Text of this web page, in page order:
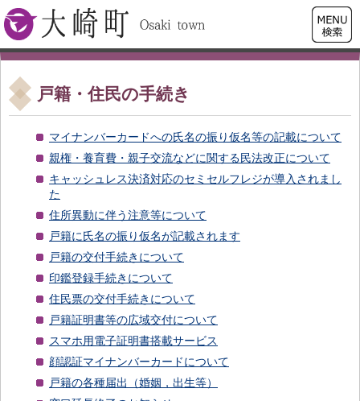
大崎町
検索・
共通メ
ニュー
戸籍・住民の手続き
マイナンバーカードへの氏名の振り仮名等の記載について
親権・養育費・親子交流などに関する民法改正について
キャッシュレス決済対応のセミセルフレジが導入されまし
た
住所異動に伴う注意等について
戸籍に氏名の振り仮名が記載されます
戸籍の交付手続きについて
印鑑登録手続きについて
住民票の交付手続きについて
戸籍証明書等の広域交付について
スマホ用電子証明書搭載サービス
顔認証マイナンバーカードについて
戸籍の各種届出（婚姻，出生等）